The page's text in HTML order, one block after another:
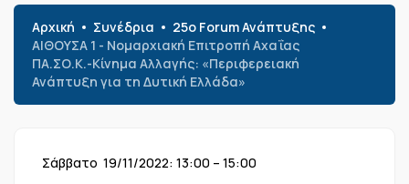
Αρχική Συνέδρια
25o Forum Ανάπτυξης
ΑΙΘΟΥΣΑ 1 - Νομαρχιακή Επιτροπή Αχαΐας
ΠΑ.ΣΟ.Κ.-Κίνημα Αλλαγής: «Περιφερειακή
Ανάπτυξη για τη Δυτική Ελλάδα»
Σάββατο 19/11/2022: 13:00 – 15:00